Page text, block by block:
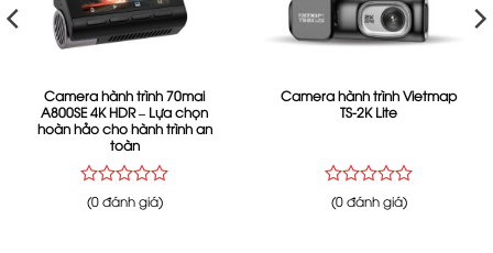
Camera hành trình 70mai
A800SE 4K HDR – Lựa chọn
hoàn hảo cho hành trình an
toàn
Được
(0 đánh giá)
Camera hành trình Vietmap
TS-2K Lite
Được
(0 đánh giá)